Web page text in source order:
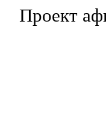
Проект